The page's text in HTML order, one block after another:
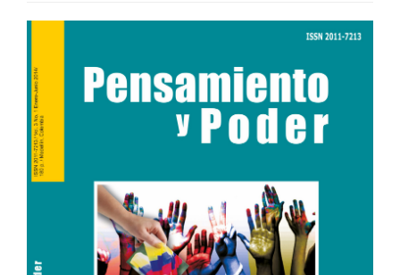
lateral
del
artículo